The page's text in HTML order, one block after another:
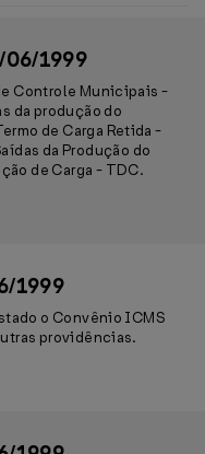
06/1999
Controle Municipais -
da produção do
de Carga Retida -
da Produção do
de Carga - TDC.
1999
o Convênio ICMS
providências.